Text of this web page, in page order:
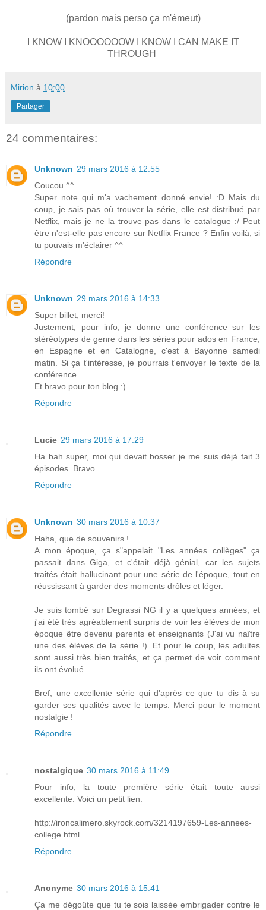
(pardon mais perso ça m'émeut)
I KNOW I KNOOOOOOW I KNOW I CAN MAKE IT
THROUGH
Mirion à 10:00
Partager
24 commentaires:
Unknown 29 mars 2016 à 12:55
Coucou ^^
Super note qui m'a vachement donné envie! :D Mais du
coup, je sais pas où trouver la série, elle est distribué par
Netflix, mais je ne la trouve pas dans le catalogue :/ Peut
être n'est-elle pas encore sur Netflix France ? Enfin voilà, si
tu pouvais m'éclairer ^^
Répondre
Unknown 29 mars 2016 à 14:33
Super billet, merci!
Justement, pour info, je donne une conférence sur les
stéréotypes de genre dans les séries pour ados en France,
en Espagne et en Catalogne, c'est à Bayonne samedi
matin. Si ça t'intéresse, je pourrais t'envoyer le texte de la
conférence.
Et bravo pour ton blog :)
Répondre
Lucie 29 mars 2016 à 17:29
Ha bah super, moi qui devait bosser je me suis déjà fait 3
épisodes. Bravo.
Répondre
Unknown 30 mars 2016 à 10:37
Haha, que de souvenirs !
A mon époque, ça s"appelait "Les années collèges" ça
passait dans Giga, et c'était déjà génial, car les sujets
traités était hallucinant pour une série de l'époque, tout en
réussissant à garder des moments drôles et léger.
Je suis tombé sur Degrassi NG il y a quelques années, et
j'ai été très agréablement surpris de voir les élèves de mon
époque être devenu parents et enseignants (J'ai vu naître
une des élèves de la série !). Et pour le coup, les adultes
sont aussi très bien traités, et ça permet de voir comment
ils ont évolué.
Bref, une excellente série qui d'après ce que tu dis à su
garder ses qualités avec le temps. Merci pour le moment
nostalgie !
Répondre
nostalgique 30 mars 2016 à 11:49
Pour info, la toute première série était toute aussi
excellente. Voici un petit lien:
http://ironcalimero.skyrock.com/3214197659-Les-annees-
college.html
Répondre
Anonyme 30 mars 2016 à 15:41
Ça me dégoûte que tu te sois laissée embrigader contre le